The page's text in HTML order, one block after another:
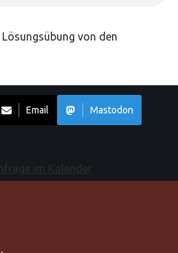
von den
Email Mastodon
im Kalender